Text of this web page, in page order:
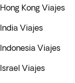
Hong Kong Viajes
India Viajes
Indonesia Viajes
Israel Viajes